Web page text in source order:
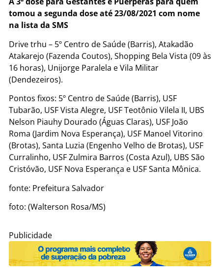
tomou a segunda dose até 23/08/2021 com nome
na lista da SMS
Drive trhu – 5º Centro de Saúde (Barris), Atakadão
Atakarejo (Fazenda Coutos), Shopping Bela Vista (09 às
16 horas), Unijorge Paralela e Vila Militar
(Dendezeiros).
Pontos fixos: 5º Centro de Saúde (Barris), USF
Tubarão, USF Vista Alegre, USF Teotônio Vilela II, UBS
Nelson Piauhy Dourado (Águas Claras), USF João
Roma (Jardim Nova Esperança), USF Manoel Vitorino
(Brotas), Santa Luzia (Engenho Velho de Brotas), USF
Curralinho, USF Zulmira Barros (Costa Azul), UBS São
Cristóvão, USF Nova Esperança e USF Santa Mônica.
fonte: Prefeitura Salvador
foto: (Walterson Rosa/MS)
Publicidade